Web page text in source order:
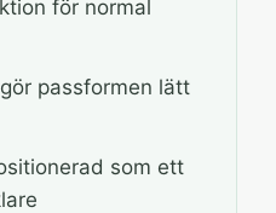
för normal
passformen lätt
som ett